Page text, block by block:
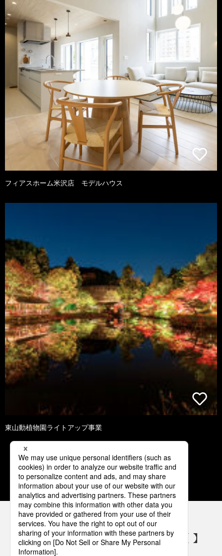
フィアスホーム米沢店 モデルハウス
東山動植物園ライトアップ事業
1 2 3 4 5
パナソニックの電気設備 SNSアカウント